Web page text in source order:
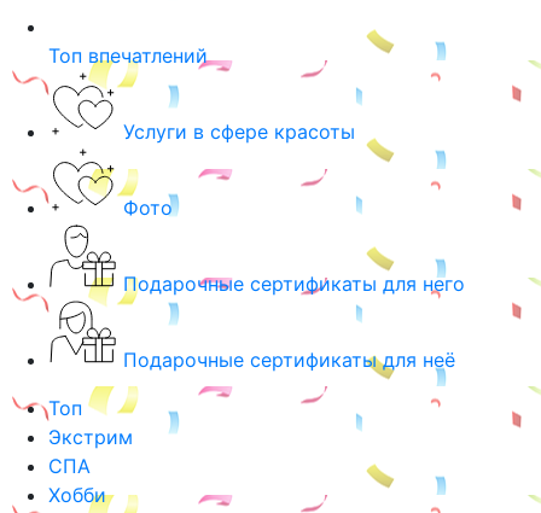
Топ впечатлений
Услуги в сфере красоты
Фото
Подарочные сертификаты для него
Подарочные сертификаты для неё
Топ
Экстрим
СПА
Хобби